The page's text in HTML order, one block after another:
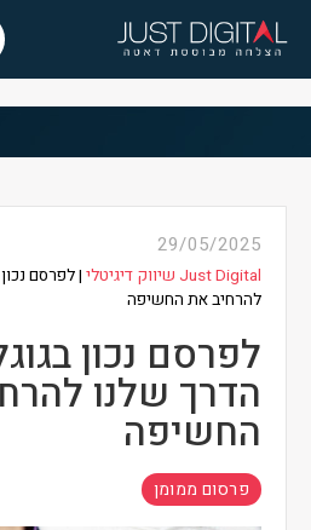
29/05/2025
Just Digital שיווק דיגיטלי |
להרחיב את החשיפה
הדרך שלנו
החשיפה
פרסום ממומן